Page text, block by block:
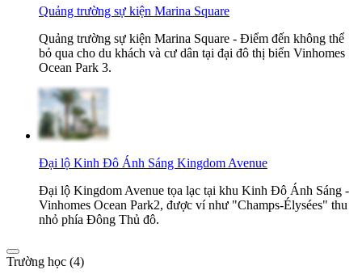
Quảng trường sự kiện Marina Square
Quảng trường sự kiện Marina Square - Điểm đến không thể
bỏ qua cho du khách và cư dân tại đại đô thị biển Vinhomes
Ocean Park 3.
Đại lộ Kinh Đô Ánh Sáng Kingdom Avenue
Đại lộ Kingdom Avenue tọa lạc tại khu Kinh Đô Ánh Sáng -
Vinhomes Ocean Park2, được ví như "Champs-Élysées" thu
nhỏ phía Đông Thủ đô.
Trường học (4)